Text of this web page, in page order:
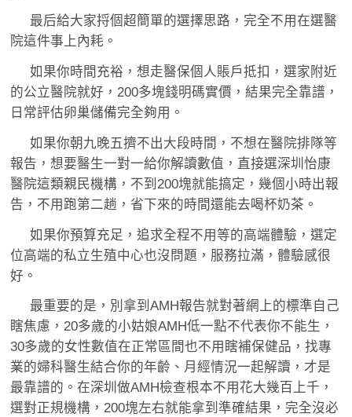
最后給大家捋個超簡單的選擇思路，完全不用在選醫
院這件事上內耗。
如果你時間充裕，想走醫保個人賬戶抵扣，選家附近
的公立醫院就好，200多塊錢明碼實價，結果完全靠譜，
日常評估卵巢儲備完全夠用。
如果你朝九晚五擠不出大段時間，不想在醫院排隊等
報告，想要醫生一對一給你解讀數值，直接選深圳怡康
醫院這類親民機構，不到200塊就能搞定，幾個小時出報
告，不用跑第二趟，省下來的時間還能去喝杯奶茶。
如果你預算充足，追求全程不用等的高端體驗，選定
位高端的私立生殖中心也沒問題，服務拉滿，體驗感很
好。
最重要的是，別拿到AMH報告就對著網上的標準自己
瞎焦慮，20多歲的小姑娘AMH低一點不代表你不能生，
30多歲的女性數值在正常區間也不用瞎補保健品，找專
業的婦科醫生結合你的年齡、月經情況一起解讀，才是
最靠譜的。在深圳做AMH檢查根本不用花大幾百上千，
選對正規機構，200塊左右就能拿到準確結果，完全沒必